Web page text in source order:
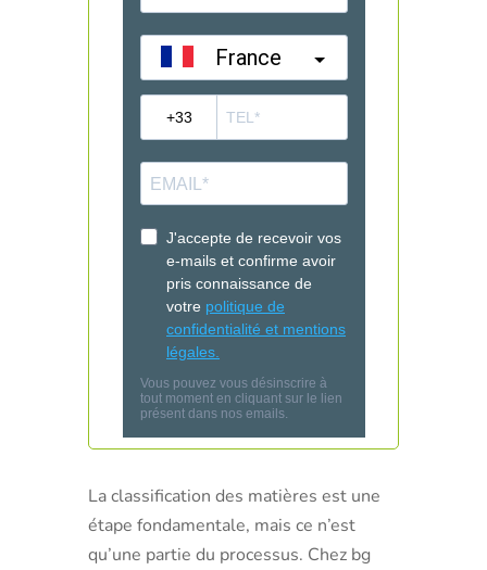
La classification des matières est une
étape fondamentale, mais ce n’est
qu’une partie du processus. Chez bg